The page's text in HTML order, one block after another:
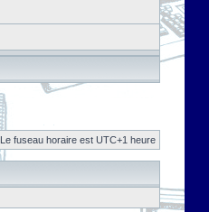
Le fuseau horaire est UTC+1 heure